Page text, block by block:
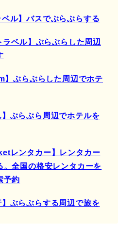
ベル】バスでぶらぶらする
ラベル】ぶらぶらした周辺
】ぶらぶらした周辺でホテ
】ぶらぶら周辺でホテルを
レンタカー】レンタカー
。全国の格安レンタカーを
予約
】ぶらぶらする周辺で旅を